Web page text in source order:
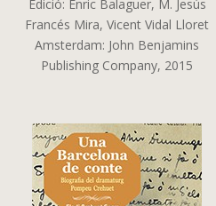
Edició: Enric Balaguer, M. Jesús
Francés Mira, Vicent Vidal Lloret
Amsterdam: John Benjamins
Publishing Company, 2015